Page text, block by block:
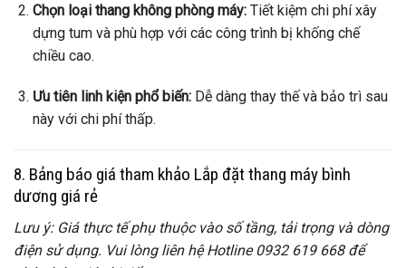
Chọn loại thang không phòng máy:Tiết kiệm chi phí xây
dựng tum và phù hợp với các công trình bị khống chế
chiều cao.
Ưu tiên linh kiện phổ biến:Dễ dàng thay thế và bảo trì sau
này với chi phí thấp.
8. Bảng báo giá tham khảo Lắp đặt thang máy bình
dương giá rẻ
Lưu ý: Giá thực tế phụ thuộc vào số tầng, tải trọng và dòng
điện sử dụng. Vui lòng liên hệ Hotline 0932 619 668 để